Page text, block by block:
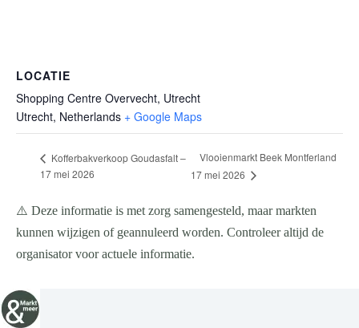
LOCATIE
Shopping Centre Overvecht, Utrecht
Utrecht, Netherlands + Google Maps
Kofferbakverkoop Goudasfalt –
17 mei 2026
Vlooienmarkt Beek Montferland
17 mei 2026
⚠️ Deze informatie is met zorg samengesteld, maar markten
kunnen wijzigen of geannuleerd worden. Controleer altijd de
organisator voor actuele informatie.